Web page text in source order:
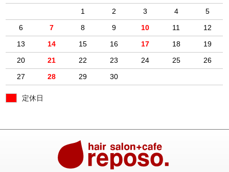
1 2 3 4
5
6
7 8 9 10 11
12
13
14 15 16 17 18
19
20
21 22 23 24 25
26
27
28 29 30
定休日